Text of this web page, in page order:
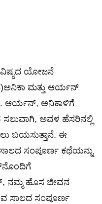
ಯೋಜನೆ
ಮತ್ತು ಆರ್ಯನ್
ಆರ್ಯನ್, ಅನಿಕಾಳಿಗೆ
ಸಲುವಾಗಿ, ಅವಳ ಹೆಸರಿನಲ್ಲಿ
ಬಯಸುತ್ತಾನೆ. ಈ
ಸಂಪೂರ್ಣ ಕಥೆಯನ್ನು
ನಮ್ಮ ಹೊಸ ಜೀವನ
ಸಾಲದ ಸಂಪೂರ್ಣ